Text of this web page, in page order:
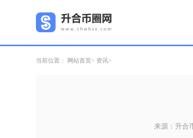
当前位置： 网站首页 资讯
来源：升合